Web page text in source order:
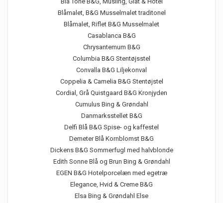
Blåmalet, B&G Musselmalet traditonel
Blåmalet, Riflet B&G Musselmalet
Casablanca B&G
Chrysantemum B&G
Columbia B&G Stentøjsstel
Convalla B&G Liljekonval
Coppelia & Camelia B&G Stentøjstel
Cordial, Grå Quistgaard B&G Kronjyden
Cumulus Bing & Grøndahl
Danmarksstellet B&G
Delfi Blå B&G Spise- og kaffestel
Demeter Blå Kornblomst B&G
Dickens B&G Sommerfugl med halvblonde
Edith Sonne Blå og Brun Bing & Grøndahl
EGEN B&G Hotelporcelæn med egetræ
Elegance, Hvid & Creme B&G
Elsa Bing & Grøndahl Else